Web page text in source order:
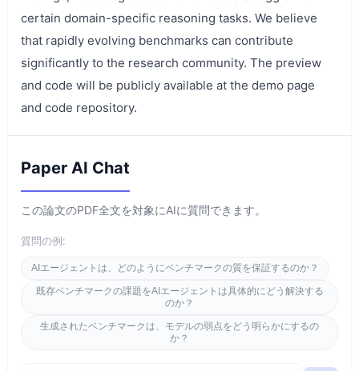
certain domain-specific reasoning tasks. We believe
that rapidly evolving benchmarks can contribute
significantly to the research community. The preview
and code will be publicly available at the demo page
and code repository.
Paper AI Chat
この論文のPDF全文を対象にAIに質問できます。
質問の例:
AIエージェントは、どのようにベンチマークの質を保証するのか？
既存ベンチマークの課題をAIエージェントは具体的にどう解決する
のか？
生成されたベンチマークは、モデルの弱点をどう明らかにするの
か？